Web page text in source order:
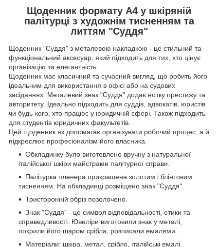
Щоденник формату А4 у шкіряній
палітурці з художнім тисненням та
литтям "Суддя"
Щоденник "Суддя" з металевою накладкою - це стильний та
функціональний аксесуар, який підходить для тих, хто цінує
організацію та елегантність.
Щоденник має класичний та сучасний вигляд, що робить його
ідеальним для використання в офісі або на судових
засіданнях. Металевий знак "Суддя" додає нотку престижу та
авторитету. Ідеально підходить для суддів, адвокатів, юристів
чи будь-кого, хто працює у юридичній сфері. Також підходить
для студентів юридичних факультетів.
Цей щоденник як допомагає організувати робочий процес, а й
підкреслює професіоналізм його власника.
Обкладинку було виготовлено вручну з натуральної
італійської шкіри майстрами палітурної справи.
Палітурка пленера прикрашена золотим і блінтовим
тисненням. На обкладинці розміщено знак "Суддя".
Тристоронній обріз позолочено.
Знак "Суддя" - це символ відповідальності, етики та
справедливості. Ювеліри виготовили знак у металі,
покрили його шаром срібла, розписали емалями. ⠀
Матеріали: шкіра, метал, срібло, італійські емалі.